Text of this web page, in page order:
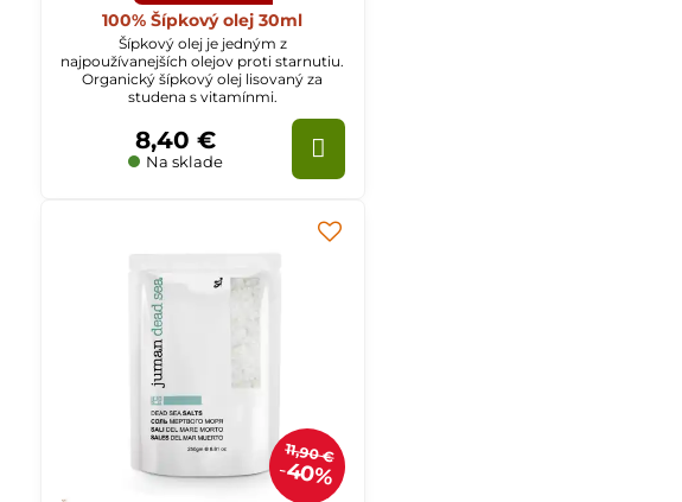
100% Šípkový olej 30ml
Šípkový olej je jedným z
najpoužívanejších olejov proti starnutiu.
Organický šípkový olej lisovaný za
studena s vitamínmi.
Na sklade
8,40 €
11,90 €
40%